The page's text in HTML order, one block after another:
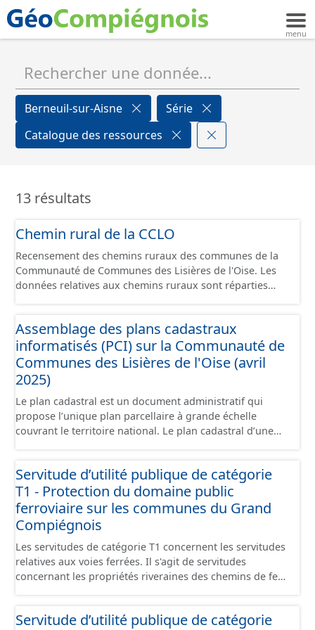
Berneuil-sur-Aisne
Série
Catalogue des ressources
13 résultats
Chemin rural de la CCLO
Recensement des chemins ruraux des communes de la
Communauté de Communes des Lisières de l'Oise. Les
données relatives aux chemins ruraux sont réparties
générales du chemin (longueur, largeur, etc.). - Secteurs :
les informations générales du chemin et données
relevées sur le terrain. - Éléments : les éléments naturels
relevés sur les chemins (bois, talus, bande enherbée,
etc.). - Observations : les observations relevées sur les
chemins concernant la fauche, l'élagage, le balisage, etc.
- Plantations : proposition de plantation de haies (haie
basse, haie mixte, etc.).
Assemblage des plans cadastraux
informatisés (PCI) sur la Communauté de
Communes des Lisières de l'Oise (avril
2025)
Le plan cadastral est un document administratif qui
propose l’unique plan parcellaire à grande échelle
couvrant le territoire national. Le plan cadastral d’une
communément appelées « feuilles de plan ». La parcelle
est l’unité cadastrale de base. C’est un terrain d’un seul
tenant situé dans un même lieudit et appartenant à un
même propriétaire. Le plan cadastral au format vecteur
est issu majoritairement de numérisation du plan
cadastral papier ou raster réalisée dans le cadre de
conventions avec les collectivités territoriales. Les plans
cadastraux au format vecteur en France métropolitaine
données des feuilles de plan à la commune, elles même
Servitude d’utilité publique de catégorie
T1 - Protection du domaine public
ferroviaire sur les communes du Grand
Compiégnois
Les servitudes de catégorie T1 concernent les servitudes
relatives aux voies ferrées. Il s'agit de servitudes
concernant les propriétés riveraines des chemins de fer
l'article 6 du décret du 30 octobre 1935 modifié portant
Servitude d’utilité publique de catégorie